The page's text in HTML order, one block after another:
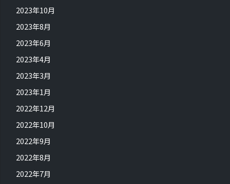
2023年10月
2023年8月
2023年6月
2023年4月
2023年3月
2023年1月
2022年12月
2022年10月
2022年9月
2022年8月
2022年7月